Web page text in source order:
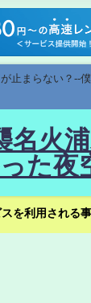
止まらない？
火
た夜
を利用され